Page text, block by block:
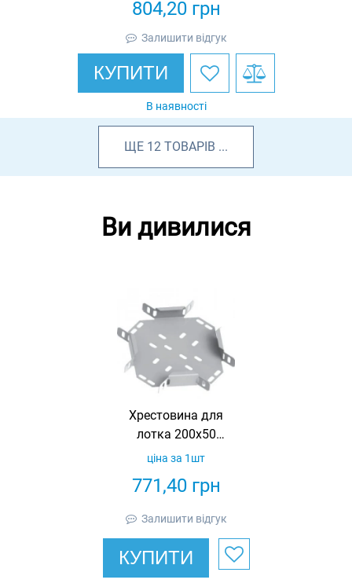
804,20грн
Залишити відгук
КУПИТИ
В наявності
ЩЕ 12 ТОВАРІВ ...
Ви дивилися
Хрестовина для
лотка 200х50
оцинкована Ardic
771,40грн
ціна за 1шт
Залишити відгук
КУПИТИ